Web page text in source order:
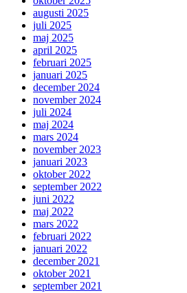
augusti 2025
juli 2025
maj 2025
april 2025
februari 2025
januari 2025
december 2024
november 2024
juli 2024
maj 2024
mars 2024
november 2023
januari 2023
oktober 2022
september 2022
juni 2022
maj 2022
mars 2022
februari 2022
januari 2022
december 2021
oktober 2021
september 2021